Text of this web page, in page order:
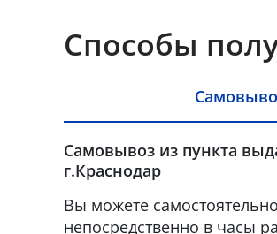
Способы
Самовывоз из пункта
г.Краснодар
Вы можете
непосредственно в часы